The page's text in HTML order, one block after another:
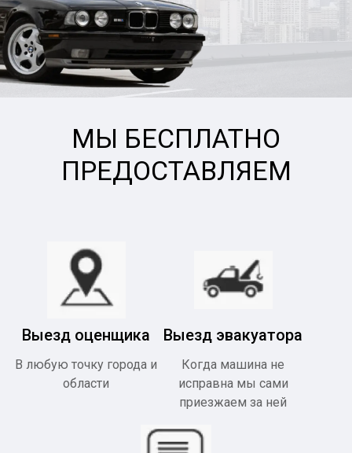
МЫ БЕСПЛАТНО
ПРЕДОСТАВЛЯЕМ
Выезд оценщика
В любую точку города и
области
Выезд эвакуатора
Когда машина не
исправна мы сами
приезжаем за ней